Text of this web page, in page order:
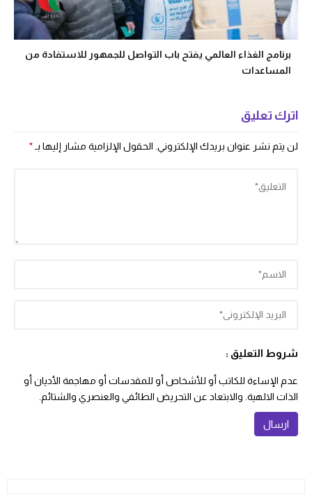
برنامج الغذاء العالمي يفتح باب التواصل للجمهور للاستفادة من
المساعدات
اترك تعليق
لن يتم نشر عنوان بريدك الإلكتروني. الحقول الإلزامية مشار إليها بـ *
شروط التعليق :
عدم الإساءة للكاتب أو للأشخاص أو للمقدسات أو مهاجمة الأديان أو
الذات الالهية. والابتعاد عن التحريض الطائفي والعنصري والشتائم.